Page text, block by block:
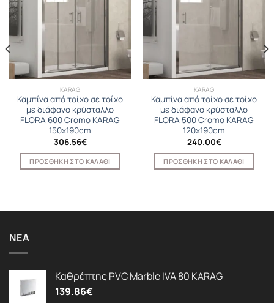
KARAG
Καμπίνα από τοίχο σε τοίχο
με διάφανο κρύσταλλο
FLORA 600 Cromo KARAG
150x190cm
306.56€
ΠΡΟΣΘΉΚΗ ΣΤΟ ΚΑΛΆΘΙ
KARAG
Καμπίνα από τοίχο σε τοίχο
με διάφανο κρύσταλλο
FLORA 500 Cromo KARAG
120x190cm
240.00€
ΠΡΟΣΘΉΚΗ ΣΤΟ ΚΑΛΆΘΙ
ΝΈΑ
Καθρέπτης PVC Marble IVA 80 KARAG
139.86€